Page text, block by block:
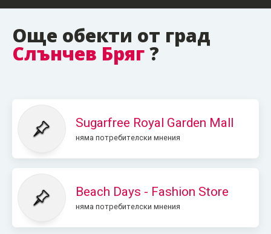
Още обекти от град
Слънчев Бряг?
Sugarfree Royal Garden Mall
няма потребителски мнения
Beach Days - Fashion Store
няма потребителски мнения